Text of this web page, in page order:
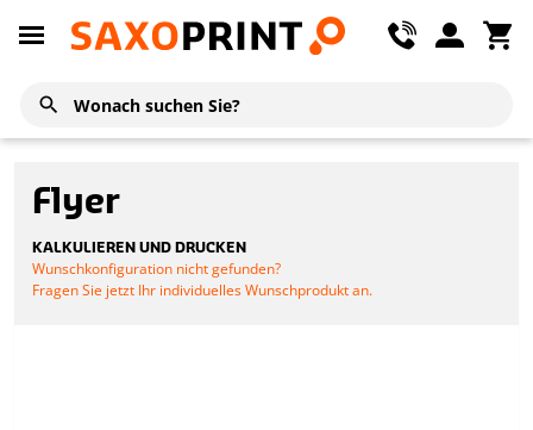
Flyer
KALKULIEREN UND DRUCKEN
Wunschkonfiguration nicht gefunden?
Fragen Sie jetzt Ihr individuelles Wunschprodukt an.